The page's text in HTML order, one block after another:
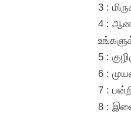
3 :
4 :
5 :
6 :
7 :
8 :